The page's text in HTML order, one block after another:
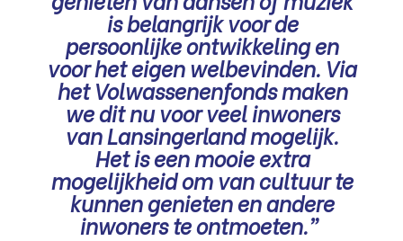
is belangrijk voor de
persoonlijke ontwikkeling en
voor het eigen welbevinden. Via
het Volwassenenfonds maken
we dit nu voor veel inwoners
van Lansingerland mogelijk.
Het is een mooie extra
mogelijkheid om van cultuur te
kunnen genieten en andere
inwoners te ontmoeten.”